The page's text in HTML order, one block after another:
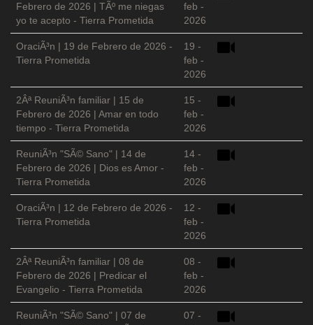
Febrero de 2026 | TÃº me niegas
yo te acepto - Tierra Prometida
feb -
2026
OraciÃ³n | 19 de Febrero de 2026 -
Tierra Prometida
19 -
feb -
2026
2Âª ReuniÃ³n familiar | 15 de
Febrero de 2026 | Amar en todo
tiempo - Tierra Prometida
15 -
feb -
2026
ReuniÃ³n "SÃ© Sano" | 14 de
Febrero de 2026 | Dios es Amor -
Tierra Prometida
14 -
feb -
2026
OraciÃ³n | 12 de Febrero de 2026 -
Tierra Prometida
12 -
feb -
2026
2Âª ReuniÃ³n familiar | 08 de
Febrero de 2026 | Predicar el
Evangelio - Tierra Prometida
08 -
feb -
2026
ReuniÃ³n "SÃ© Sano" | 07 de
07 -